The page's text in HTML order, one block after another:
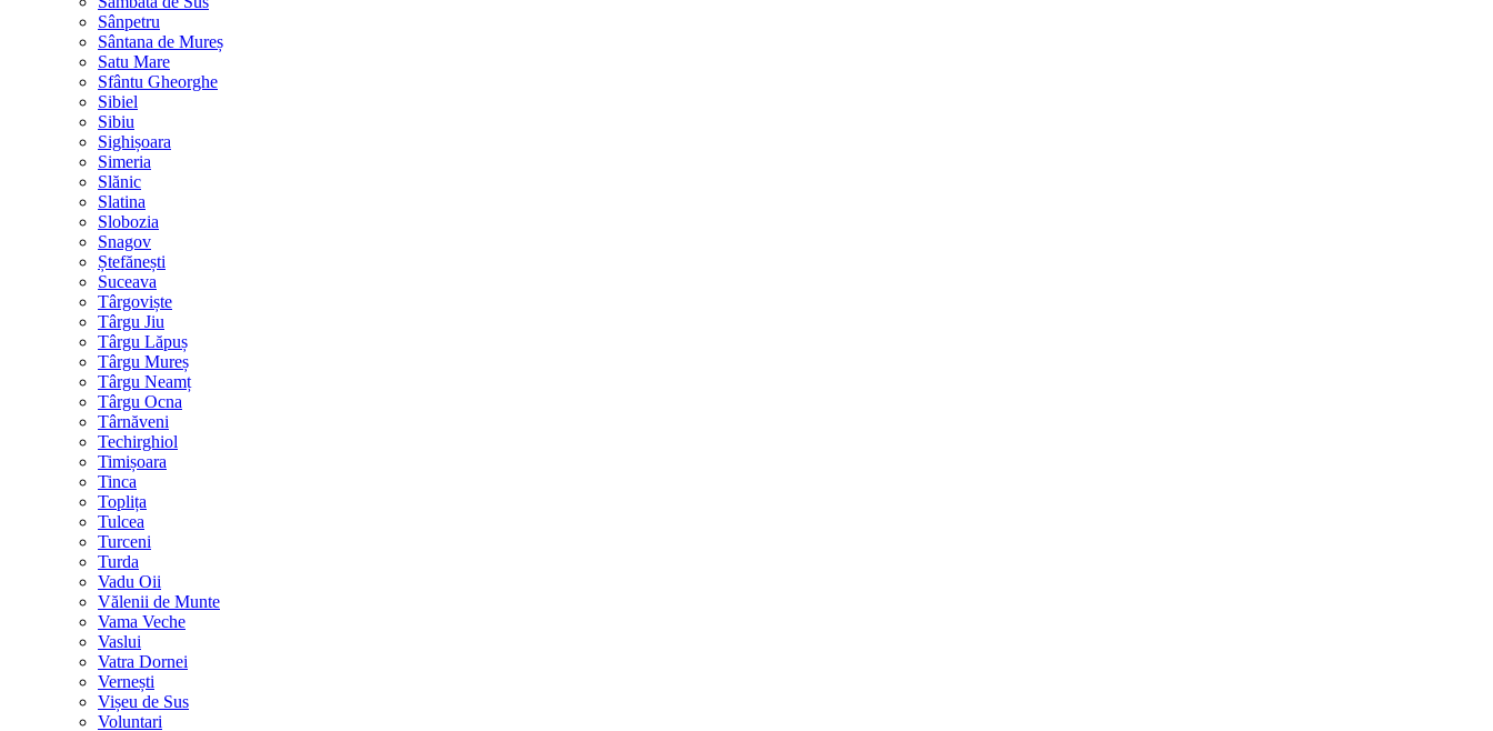
Sânpetru
Sântana de Mureș
Satu Mare
Sfântu Gheorghe
Sibiel
Sibiu
Sighișoara
Simeria
Slănic
Slatina
Slobozia
Snagov
Ștefănești
Suceava
Târgoviște
Târgu Jiu
Târgu Lăpuș
Târgu Mureș
Târgu Neamț
Târgu Ocna
Târnăveni
Techirghiol
Timișoara
Tinca
Toplița
Tulcea
Turceni
Turda
Vadu Oii
Vălenii de Munte
Vama Veche
Vaslui
Vatra Dornei
Vernești
Vișeu de Sus
Voluntari